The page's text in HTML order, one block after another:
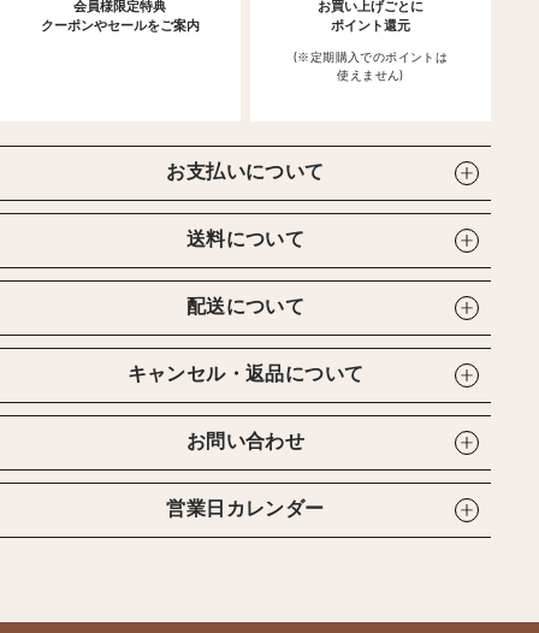
会員様限定特典
クーポンやセールをご案内
お買い上げごとに
ポイント還元
(※定期購入でのポイントは
使えません)
お支払いについて
送料について
配送について
キャンセル・返品について
お問い合わせ
営業日カレンダー